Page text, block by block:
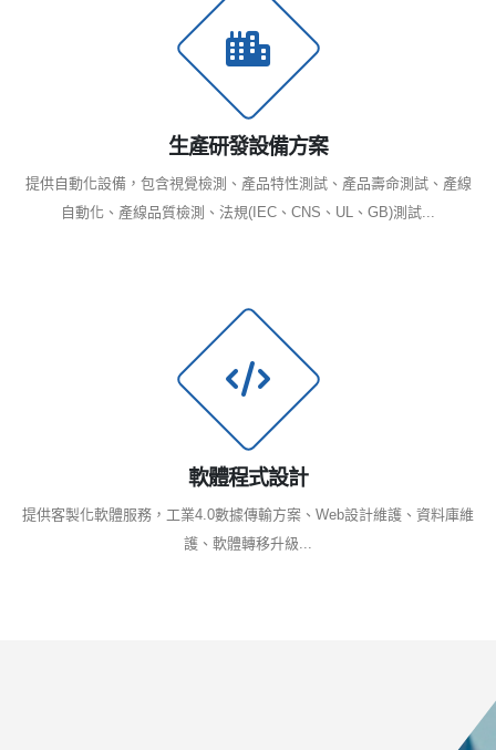
生產研發設備方案
提供自動化設備，包含視覺檢測、產品特性測試、產品壽命測試、產線
自動化、產線品質檢測、法規(IEC、CNS、UL、GB)測試...
軟體程式設計
提供客製化軟體服務，工業4.0數據傳輸方案、Web設計維護、資料庫維
護、軟體轉移升級...